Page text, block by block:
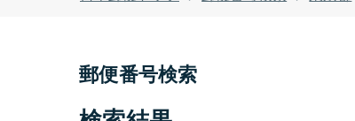
郵便番号検索